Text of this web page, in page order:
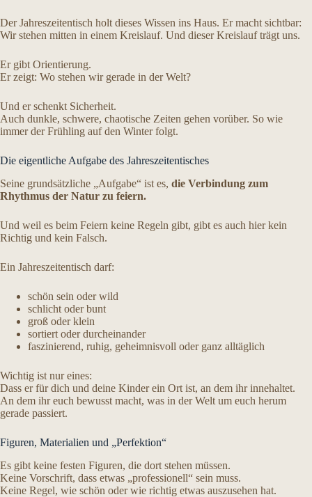
Der Jahreszeitentisch holt dieses Wissen ins Haus. Er macht sichtbar:
Wir stehen mitten in einem Kreislauf. Und dieser Kreislauf trägt uns.
Er gibt Orientierung.
Er zeigt: Wo stehen wir gerade in der Welt?
Und er schenkt Sicherheit.
Auch dunkle, schwere, chaotische Zeiten gehen vorüber. So wie
immer der Frühling auf den Winter folgt.
Die eigentliche Aufgabe des Jahreszeitentisches
Seine grundsätzliche „Aufgabe“ ist es, die Verbindung zum
Rhythmus der Natur zu feiern.
Und weil es beim Feiern keine Regeln gibt, gibt es auch hier kein
Richtig und kein Falsch.
Ein Jahreszeitentisch darf:
schön sein oder wild
schlicht oder bunt
groß oder klein
sortiert oder durcheinander
faszinierend, ruhig, geheimnisvoll oder ganz alltäglich
Wichtig ist nur eines:
Dass er für dich und deine Kinder ein Ort ist, an dem ihr innehaltet.
An dem ihr euch bewusst macht, was in der Welt um euch herum
gerade passiert.
Figuren, Materialien und „Perfektion“
Es gibt keine festen Figuren, die dort stehen müssen.
Keine Vorschrift, dass etwas „professionell“ sein muss.
Keine Regel, wie schön oder wie richtig etwas auszusehen hat.